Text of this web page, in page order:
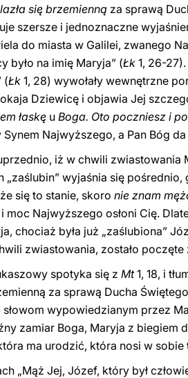
się brzemienną za sprawą
szersze i jednoznaczne
do miasta w Galilei,
było na imię Maryja” (Łk 1, 26-
(Łk 1, 28) wywołały wewnętrzne
Dziewicę i objawia Jej
łaskę u Boga. Oto poczniesz i
Najwyższego, a Pan Bóg
iż w chwili
„zaślubin” wyjaśnia się
się to stanie, skoro nie znam
moc Najwyższego osłoni Cię.
chociaż była już „zaślubiona”
zwiastowania, zostało
spotyka się z Mt1, 18, i
za sprawą Ducha
wypowiedzianym przez
zamiar Boga, Maryja z
ma urodzić, która nosi w
„Mąż Jej, Józef, który był